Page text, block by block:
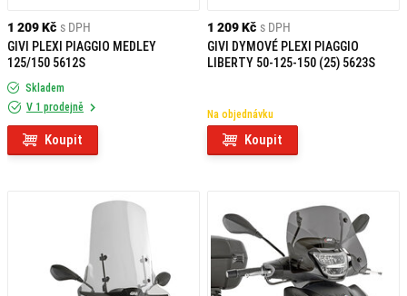
1 209 Kč s DPH
GIVI PLEXI PIAGGIO MEDLEY
125/150 5612S
Skladem
V 1 prodejně
Koupit
1 209 Kč s DPH
GIVI DYMOVÉ PLEXI PIAGGIO
LIBERTY 50-125-150 (25) 5623S
Na objednávku
Koupit